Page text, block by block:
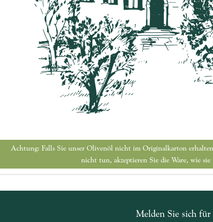
Achtung: Falls Sie unser Olivenöl nicht im Originalkarton
nicht tun, akzeptieren Sie die Ware, wie
Melden Sie sich für